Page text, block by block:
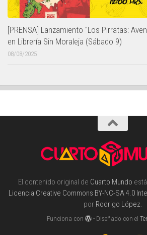
[PRENSA] Lanzamiento "Los Pirratas:
en Librería Sin Moraleja (Sábado 9)
08/08/2025
El contenido original de Cuarto Mundo
Licencia Creative Commons BY-NC-SA 4.0
por Rodrigo López.
Funciona con - Diseñado con el